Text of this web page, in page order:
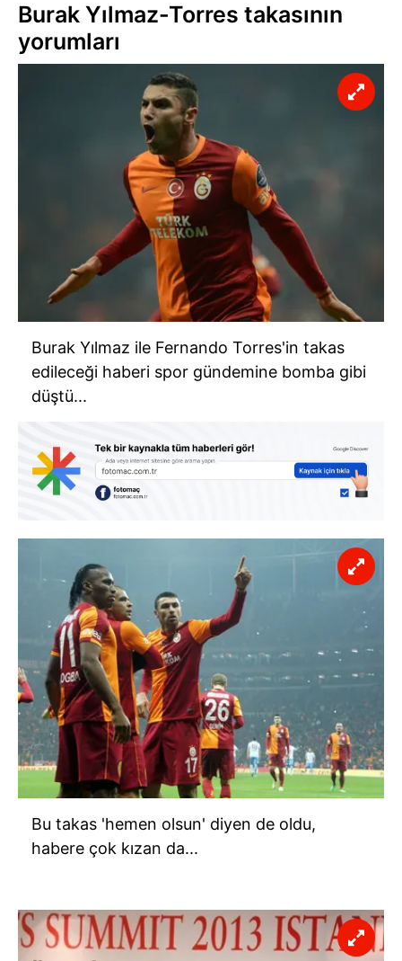
Burak Yılmaz-Torres takasının
yorumları
Burak Yılmaz ile Fernando Torres'in takas
edileceği haberi spor gündemine bomba gibi
düştü...
Bu takas 'hemen olsun' diyen de oldu,
habere çok kızan da...